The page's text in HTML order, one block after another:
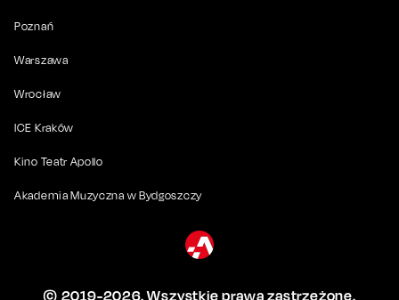
Poznań
Warszawa
Wrocław
ICE Kraków
Kino Teatr Apollo
Akademia Muzyczna w Bydgoszczy
© 2019-2026. Wszystkie prawa zastrzeżone.